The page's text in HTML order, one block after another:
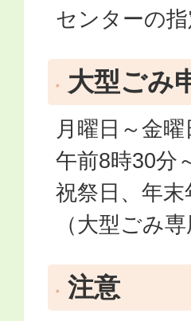
センターの
大型ごみ
月曜日～金曜
午前8時30分
祝祭日、年末
（大型ごみ
注意